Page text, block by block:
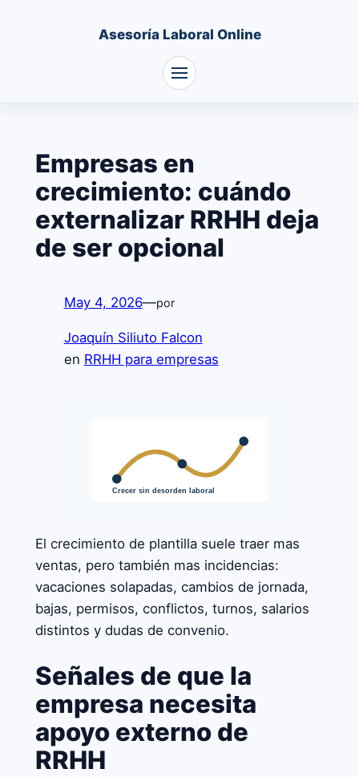
contenido
Asesoría Laboral Online
Empresas en
crecimiento: cuándo
externalizar RRHH deja
de ser opcional
May 4, 2026—por
Joaquín Siliuto Falcon
en RRHH para empresas
El crecimiento de plantilla suele traer mas
ventas, pero también mas incidencias:
vacaciones solapadas, cambios de jornada,
bajas, permisos, conflictos, turnos, salarios
distintos y dudas de convenio.
Señales de que la
empresa necesita
apoyo externo de
RRHH